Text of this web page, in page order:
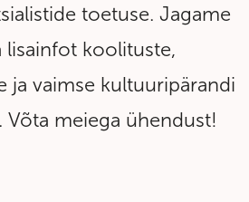
toetuse. Jagame
koolituste,
ja vaimse kultuuripärandi
Võta meiega ühendust!